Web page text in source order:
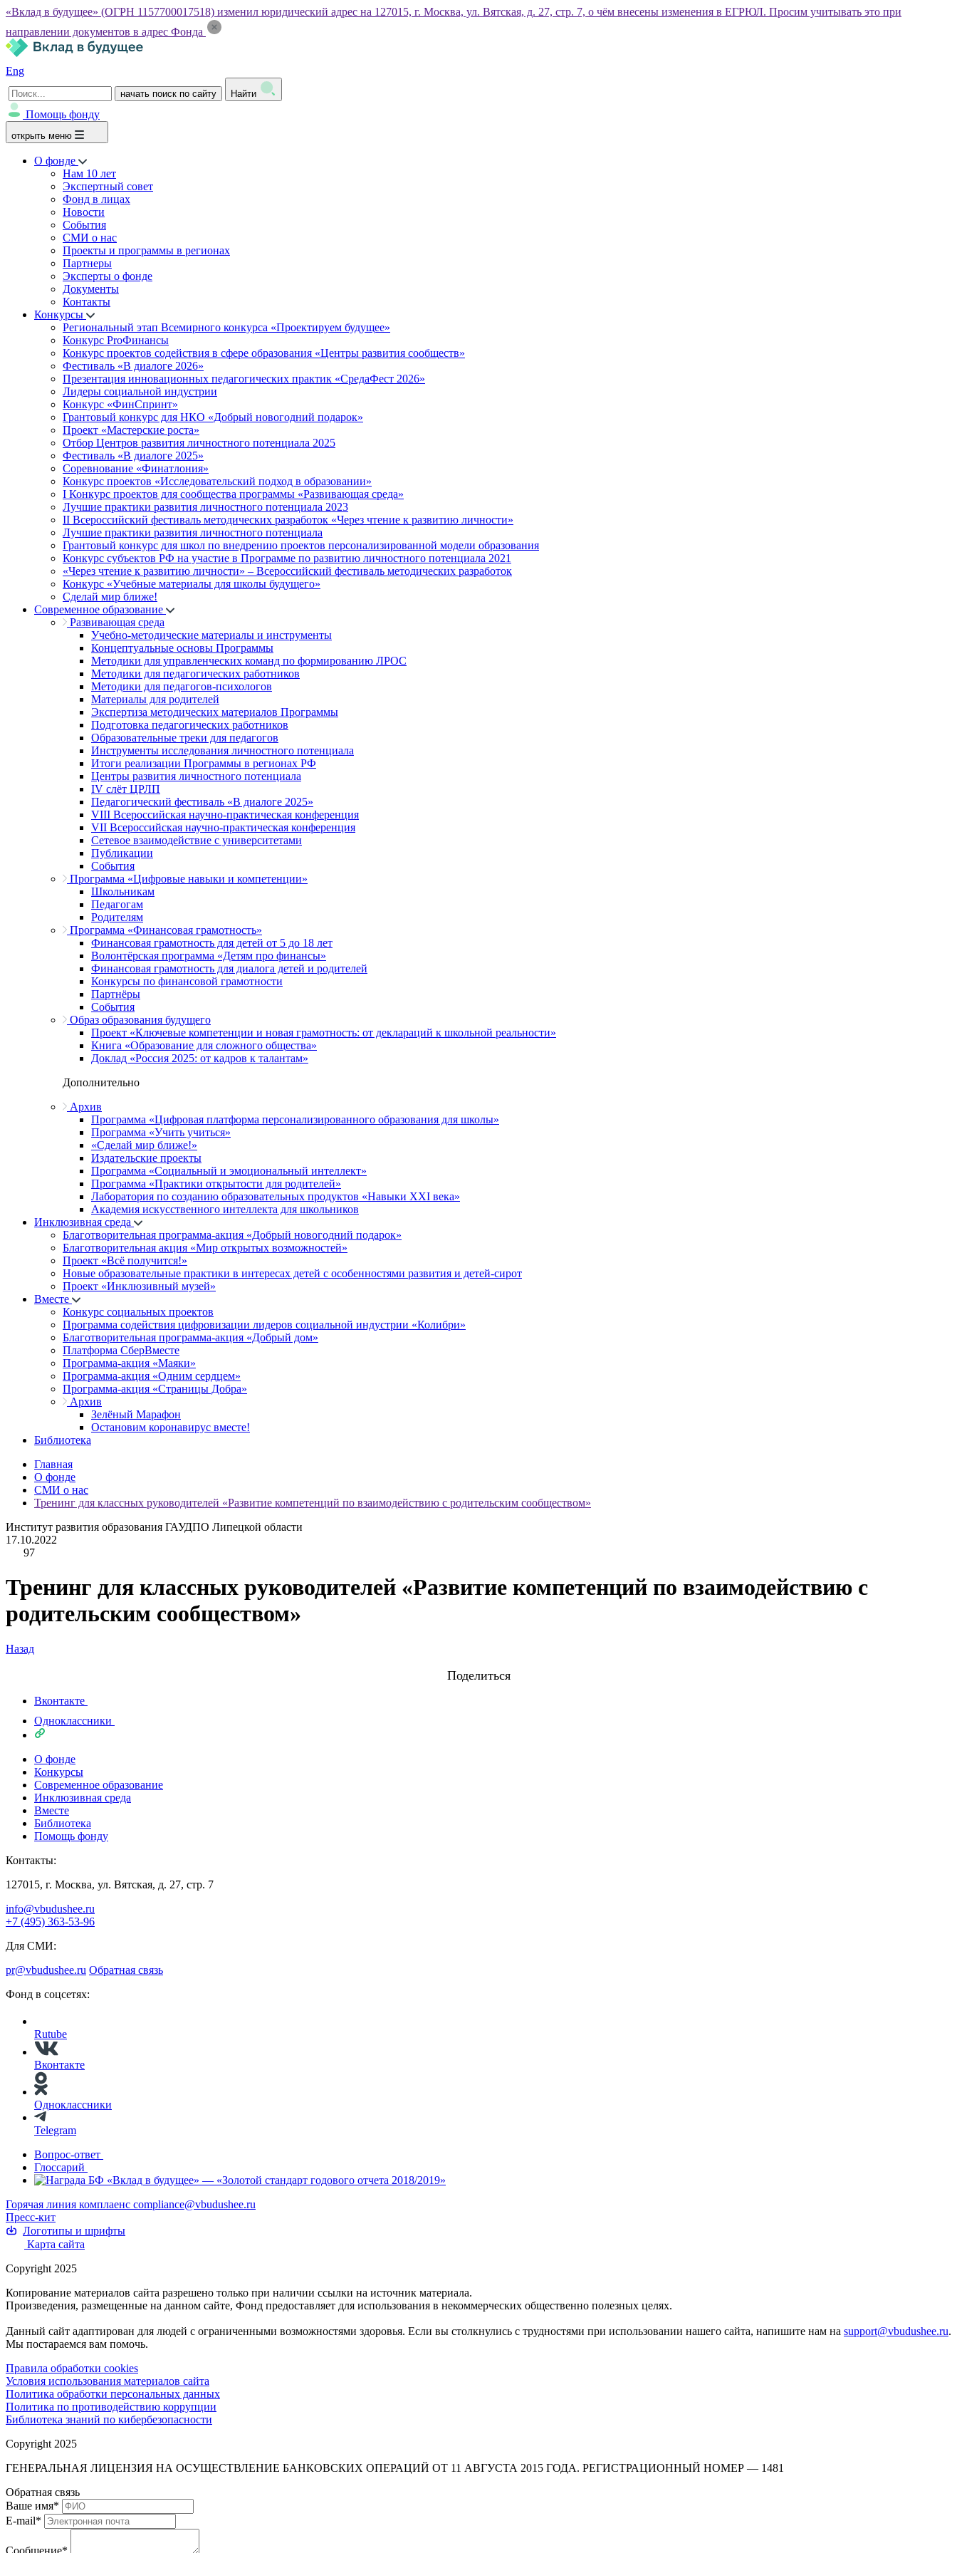
«Вклад в будущее» (ОГРН 1157700017518) изменил юридический адрес на 127015, г. Москва, ул. Вятская, д. 27, стр. 7, о чём внесены изменения в ЕГРЮЛ. Просим учитывать это при
направлении документов в адрес Фонда
Eng
начать поиск по сайту Найти
Помощь фонду
открыть меню
О фонде
Нам 10 лет
Экспертный совет
Фонд в лицах
Новости
События
СМИ о нас
Проекты и программы в регионах
Партнеры
Эксперты о фонде
Документы
Контакты
Конкурсы
Региональный этап Всемирного конкурса «Проектируем будущее»
Конкурс ProФинансы
Конкурс проектов содействия в сфере образования «Центры развития сообществ»
Фестиваль «В диалоге 2026»
Презентация инновационных педагогических практик «СредаФест 2026»
Лидеры социальной индустрии
Конкурс «ФинСпринт»
Грантовый конкурс для НКО «Добрый новогодний подарок»
Проект «Мастерские роста»
Отбор Центров развития личностного потенциала 2025
Фестиваль «В диалоге 2025»
Соревнование «Финатлония»
Конкурс проектов «Исследовательский подход в образовании»
I Конкурс проектов для сообщества программы «Развивающая среда»
Лучшие практики развития личностного потенциала 2023
II Всероссийский фестиваль методических разработок «Через чтение к развитию личности»
Лучшие практики развития личностного потенциала
Грантовый конкурс для школ по внедрению проектов персонализированной модели образования
Конкурс субъектов РФ на участие в Программе по развитию личностного потенциала 2021
«Через чтение к развитию личности» – Всероссийский фестиваль методических разработок
Конкурс «Учебные материалы для школы будущего»
Сделай мир ближе!
Современное образование
Развивающая среда
Учебно-методические материалы и инструменты
Концептуальные основы Программы
Методики для управленческих команд по формированию ЛРОС
Методики для педагогических работников
Методики для педагогов-психологов
Материалы для родителей
Экспертиза методических материалов Программы
Подготовка педагогических работников
Образовательные треки для педагогов
Инструменты исследования личностного потенциала
Итоги реализации Программы в регионах РФ
Центры развития личностного потенциала
IV слёт ЦРЛП
Педагогический фестиваль «В диалоге 2025»
VIII Всероссийская научно-практическая конференция
VII Всероссийская научно-практическая конференция
Сетевое взаимодействие с университетами
Публикации
События
Программа «Цифровые навыки и компетенции»
Школьникам
Педагогам
Родителям
Программа «Финансовая грамотность»
Финансовая грамотность для детей от 5 до 18 лет
Волонтёрская программа «Детям про финансы»
Финансовая грамотность для диалога детей и родителей
Конкурсы по финансовой грамотности
Партнёры
События
Образ образования будущего
Проект «Ключевые компетенции и новая грамотность: от деклараций к школьной реальности»
Книга «Образование для сложного общества»
Доклад «Россия 2025: от кадров к талантам»
Дополнительно
Архив
Программа «Цифровая платформа персонализированного образования для школы»
Программа «Учить учиться»
«Сделай мир ближе!»
Издательские проекты
Программа «Социальный и эмоциональный интеллект»
Программа «Практики открытости для родителей»
Лаборатория по созданию образовательных продуктов «Навыки XXI века»
Академия искусственного интеллекта для школьников
Инклюзивная среда
Благотворительная программа-акция «Добрый новогодний подарок»
Благотворительная акция «Мир открытых возможностей»
Проект «Всё получится!»
Новые образовательные практики в интересах детей с особенностями развития и детей-сирот
Проект «Инклюзивный музей»
Вместе
Конкурс социальных проектов
Программа содействия цифровизации лидеров социальной индустрии «Колибри»
Благотворительная программа-акция «Добрый дом»
Платформа СберВместе
Программа-акция «Маяки»
Программа-акция «Одним сердцем»
Программа-акция «Страницы Добра»
Архив
Зелёный Марафон
Остановим коронавирус вместе!
Библиотека
Главная
О фонде
СМИ о нас
Тренинг для классных руководителей «Развитие компетенций по взаимодействию с родительским сообществом»
Институт развития образования ГАУДПО Липецкой области
17.10.2022
97
Тренинг для классных руководителей «Развитие компетенций по взаимодействию с
родительским сообществом»
Назад
Поделиться
Вконтакте
Одноклассники
О фонде
Конкурсы
Современное образование
Инклюзивная среда
Вместе
Библиотека
Помощь фонду
Контакты:
127015, г. Москва, ул. Вятская, д. 27, стр. 7
info@vbudushee.ru
+7 (495) 363-53-96
Для СМИ:
pr@vbudushee.ru Обратная связь
Фонд в соцсетях:
Rutube
Вконтакте
Одноклассники
Telegram
Вопрос-ответ
Глоссарий
Горячая линия комплаенс compliance@vbudushee.ru
Пресс-кит
Логотипы и шрифты
Карта сайта
Copyright 2025
Копирование материалов сайта разрешено только при наличии ссылки на источник материала.
Произведения, размещенные на данном сайте, Фонд предоставляет для использования в некоммерческих общественно полезных целях.
Данный сайт адаптирован для людей с ограниченными возможностями здоровья. Если вы столкнулись с трудностями при использовании нашего сайта, напишите нам на support@vbudushee.ru.
Мы постараемся вам помочь.
Правила обработки cookies
Условия использования материалов сайта
Политика обработки персональных данных
Политика по противодействию коррупции
Библиотека знаний по кибербезопасности
Copyright 2025
ГЕНЕРАЛЬНАЯ ЛИЦЕНЗИЯ НА ОСУЩЕСТВЛЕНИЕ БАНКОВСКИХ ОПЕРАЦИЙ ОТ 11 АВГУСТА 2015 ГОДА. РЕГИСТРАЦИОННЫЙ НОМЕР — 1481
Обратная связь
Ваше имя*
E-mail*
Сообщение*